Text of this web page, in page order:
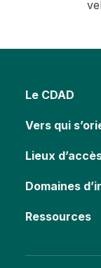
Le CDAD
Vers qui
Lieux
Domaines
Ressources